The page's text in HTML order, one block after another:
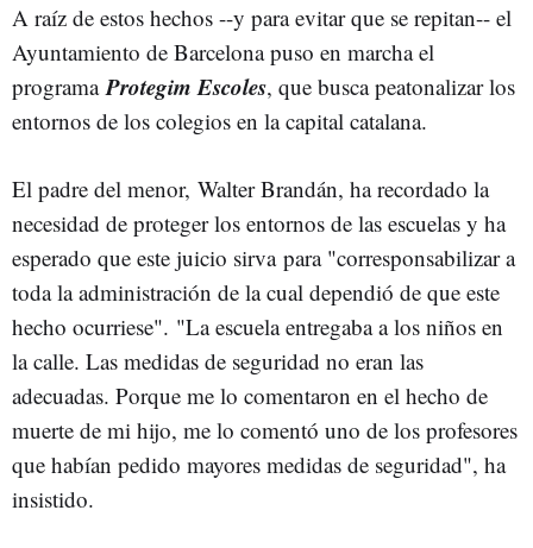
A raíz de estos hechos --y para evitar que se repitan-- el
Ayuntamiento de Barcelona puso en marcha el
programa Protegim Escoles, que busca peatonalizar los
entornos de los colegios en la capital catalana.
El padre del menor, Walter Brandán, ha recordado la
necesidad de proteger los entornos de las escuelas y ha
esperado que este juicio sirva para "corresponsabilizar a
toda la administración de la cual dependió de que este
hecho ocurriese". "La escuela entregaba a los niños en
la calle. Las medidas de seguridad no eran las
adecuadas. Porque me lo comentaron en el hecho de
muerte de mi hijo, me lo comentó uno de los profesores
que habían pedido mayores medidas de seguridad", ha
insistido.